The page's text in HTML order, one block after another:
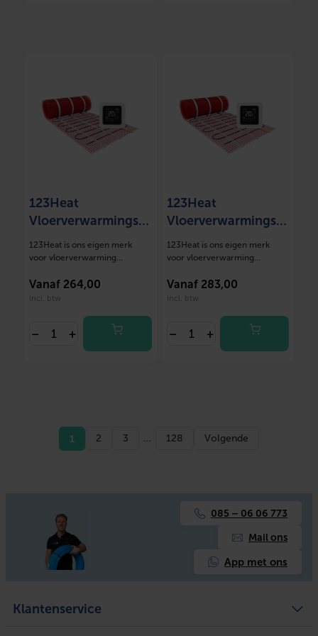
123Heat
Vloerverwarmingsm
at Set 4 m2- 600
Watt
123Heat is ons eigen merk
voor vloerverwarming
Vanaf 264,00
incl. btw
– +
123Heat
Vloerverwarmingsm
at Set 4,5 m2- 675
Watt
123Heat is ons eigen merk
voor vloerverwarming
Vanaf 283,00
incl. btw
– +
1 2 3 … 128 Volgende
085 – 06 06 773
Mail ons
App met ons
Klantenservice